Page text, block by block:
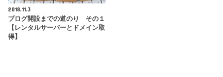
2018.11.3
ブログ開設までの道のり その１
【レンタルサーバーとドメイン取
得】